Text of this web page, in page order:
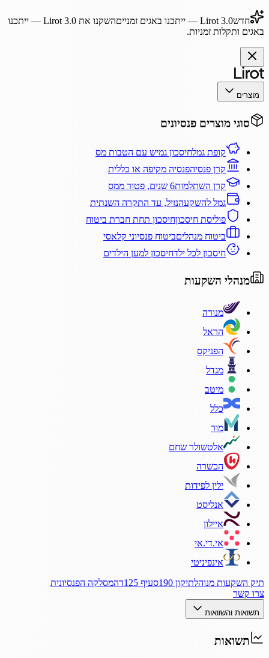
חדשLirot 3.0 — ייתכנו באגים זמנייםהשקנו את Lirot 3.0— ייתכנו
באגים ותקלות זמניות.
מוצרים
סוגי מוצרים פנסיונים
קופת גמלחיסכון גמיש עם הטבות מס
קרן פנסיהפנסיה מקיפה או כללית
קרן השתלמות6 שנים, פטור ממס
גמל להשקעהנזיל, עד התקרה השנתית
פוליסת חיסכוןחיסכון תחת חברת ביטוח
ביטוח מנהליםביטוח פנסיוני קלאסי
חיסכון לכל ילדחיסכון למען הילדים
מנהלי השקעות
מנורה
הראל
הפניקס
מגדל
מיטב
כלל
מור
אלטשולר שחם
הכשרה
ילין לפידות
אנליסט
איילון
אי.די.אי
אינפיניטי
תיק השקעות מנוהלתיקון 190 סעיף 125ד
המסלקה הפנסיונית
צרו קשר
תשואות והשוואות
תשואות